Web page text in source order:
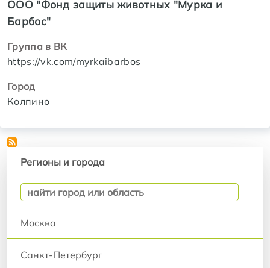
ООО "Фонд защиты животных "Мурка и
Барбос"
Группа в ВК
https://vk.com/myrkaibarbos
Город
Колпино
Регионы и города
Москва
Санкт-Петербург